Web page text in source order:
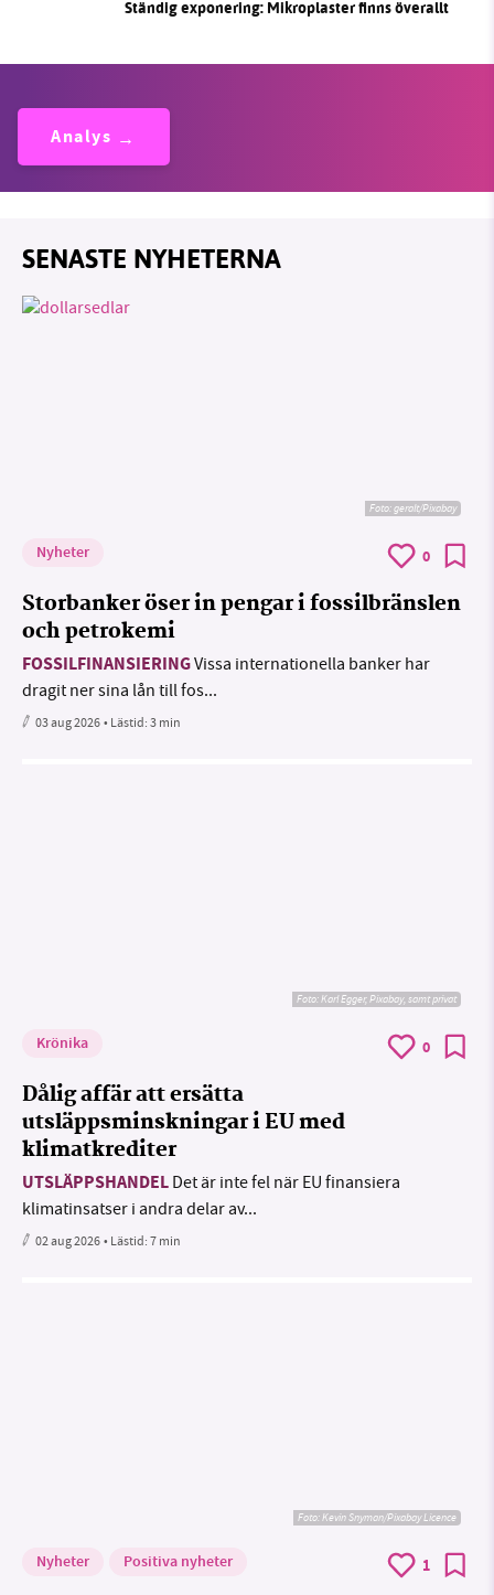
Ständig exponering: Mikroplaster finns överallt
Analys
SENASTE NYHETERNA
Foto:geralt/Pixabay
Nyheter 0
Storbanker öser in pengar i fossilbränslen
och petrokemi
FOSSILFINANSIERINGVissa internationella banker har
dragit ner sina lån till fos...
03 aug 2026• Lästid:3 min
Foto:Karl Egger, Pixabay, samt privat
Krönika 0
Dålig affär att ersätta
utsläppsminskningar i EU med
klimatkrediter
UTSLÄPPSHANDEL Det är inte fel när EU finansiera
klimatinsatser i andra delar av...
02 aug 2026• Lästid:7 min
Foto:Kevin Snyman/Pixabay Licence
Nyheter Positiva nyheter 1